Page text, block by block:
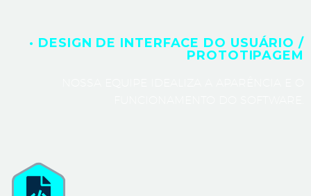
· DESIGN DE INTERFACE DO USUÁRIO /
PROTOTIPAGEM